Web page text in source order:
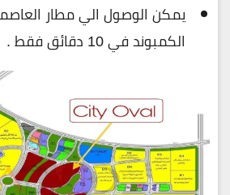
يمكن الوصول الي مطار
الكمبوند في 10 دقائق فقط .